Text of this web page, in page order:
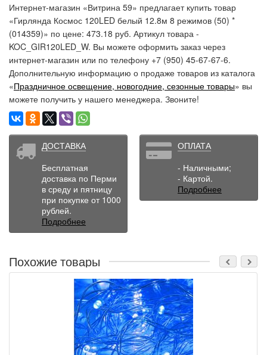
Интернет-магазин «Витрина 59» предлагает купить товар
«Гирлянда Космос 120LED белый 12.8м 8 режимов (50) *
(014359)» по цене: 473.18 руб. Артикул товара -
KOC_GIR120LED_W. Вы можете оформить заказ через
интернет-магазин или по телефону +7 (950) 45-67-67-6.
Дополнительную информацию о продаже товаров из каталога
«Праздничное освещение, новогодние, сезонные товары» вы
можете получить у нашего менеджера. Звоните!
ДОСТАВКА
Бесплатная
доставка по Перми
в среду и пятницу
при покупке от 1000
рублей.
Подробнее
ОПЛАТА
- Наличными;
- Картой.
Подробнее
Похожие товары